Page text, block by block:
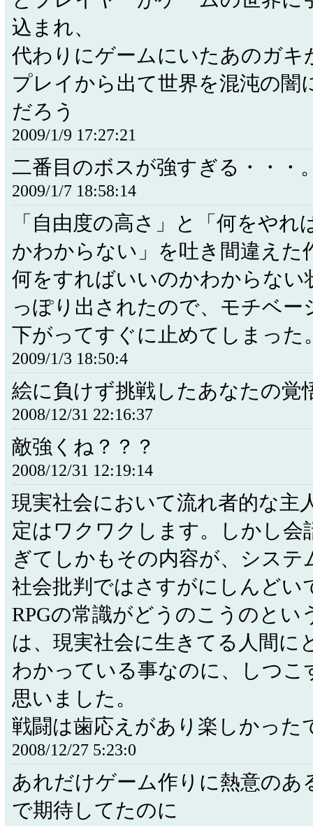
込まれ、
代わりにゲームにいたあのガキ
プレイから出て世界を混沌の闇
だろう
2009/1/9 17:27:21
二番目のボスが強すぎる・・・
2009/1/7 18:58:14
「自由度の高さ」と「何をやれ
かわからない」を吐き間違えた
何をすればいいのかわからない
っぽり出されたので、モチベー
下がってすぐに止めてしまった
2009/1/3 18:50:4
絵に負けず挑戦したあなたの覚
2008/12/31 22:16:37
敵強くね？？？
2008/12/31 12:19:14
現実社会において流れ者的な主
定はワクワクします。しかし会
ぎてしかもその内容が、システ
社会批判ではさすがにしんどい
RPGの常識がどうのこうのとい
は、現実社会に生きてる人間に
わかっている事なのに、しつこ
思いました。
戦闘は歯応えがあり楽しかった
2008/12/27 5:23:0
あれだけゲーム作りに熱意のあ
で期待してたのに